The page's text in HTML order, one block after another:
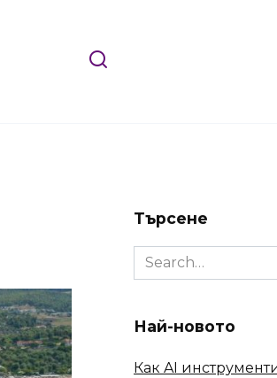
Търсене
Search
for:
Най-новото
Как AI